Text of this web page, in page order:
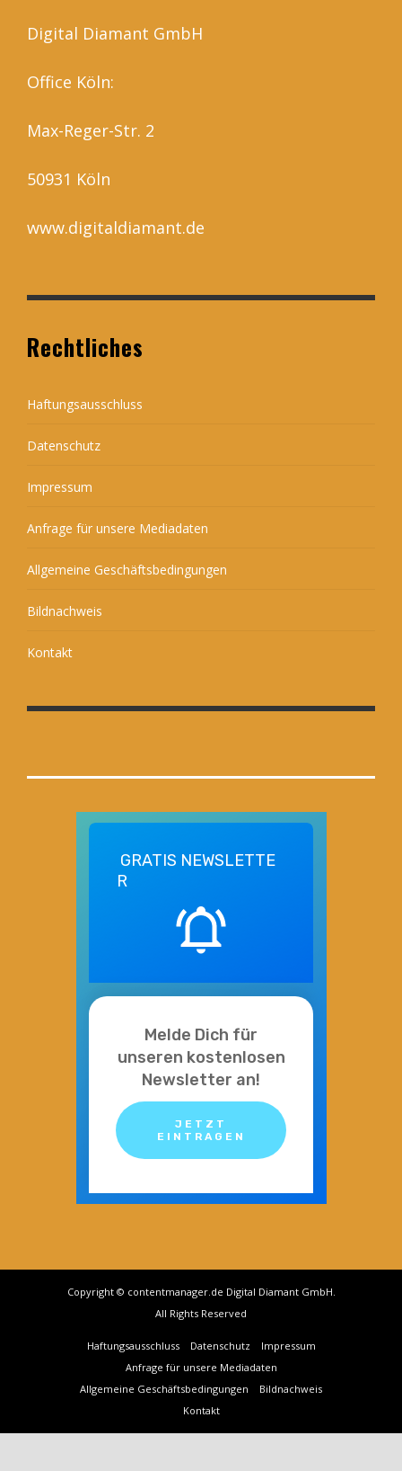
Digital Diamant GmbH
Office Köln:
Max-Reger-Str. 2
50931 Köln
www.digitaldiamant.de
Rechtliches
Haftungsausschluss
Datenschutz
Impressum
Anfrage für unsere Mediadaten
Allgemeine Geschäftsbedingungen
Bildnachweis
Kontakt
GRATIS NEWSLETTE
R
Melde Dich für
unseren kostenlosen
Newsletter an!
JETZT
EINTRAGEN
Copyright © contentmanager.de Digital Diamant GmbH.
All Rights Reserved
Haftungsausschluss Datenschutz
Impressum
Anfrage für unsere Mediadaten
Allgemeine Geschäftsbedingungen
Bildnachweis
Kontakt